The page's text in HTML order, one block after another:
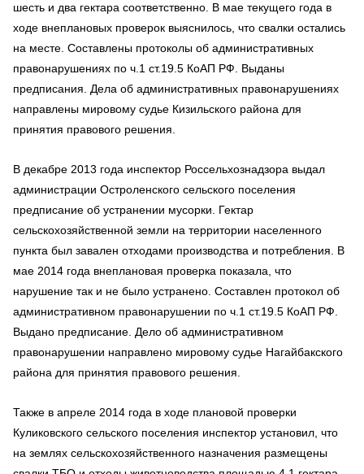
шесть и два гектара соответственно. В мае текущего года в
ходе внеплановых проверок выяснилось, что свалки остались
на месте. Составлены протоколы об административных
правонарушениях по ч.1 ст.19.5 КоАП РФ. Выданы
предписания. Дела об административных правонарушениях
направлены мировому судье Кизильского района для
принятия правового решения.
В декабре 2013 года инспектор Россельхознадзора выдал
администрации Остроленского сельского поселения
предписание об устранении мусорки. Гектар
сельскохозяйственной земли на территории населенного
пункта был завален отходами производства и потребления. В
мае 2014 года внеплановая проверка показала, что
нарушение так и не было устранено. Составлен протокол об
административном правонарушении по ч.1 ст.19.5 КоАП РФ.
Выдано предписание. Дело об административном
правонарушении направлено мировому судье Нагайбакского
района для принятия правового решения.
Также в апреле 2014 года в ходе плановой проверки
Куликовского сельского поселения инспектор установил, что
на землях сельскохозяйственного назначения размещены